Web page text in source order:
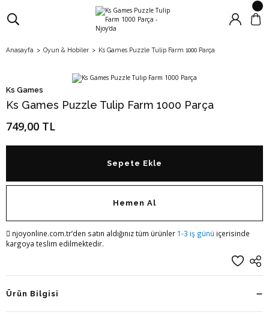
Anasayfa Oyun & Hobiler Ks Games Puzzle Tulip Farm 1000 Parça
Ks Games
Ks Games Puzzle Tulip Farm 1000 Parça
749,00 TL
Sepete Ekle
Hemen Al
njoyonline.com.tr’den satın aldığınız tüm ürünler 1-3 iş günü içerisinde
kargoya teslim edilmektedir.
Ürün Bilgisi